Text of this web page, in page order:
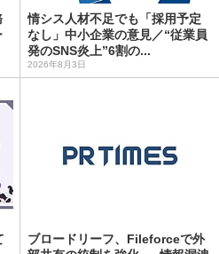
情シス人材不足でも「採用予定
なし」中小企業の意見／“従業員
発のSNS炎上”6割の...
2026年8月3日
ブロードリーフ、Fileforceで外